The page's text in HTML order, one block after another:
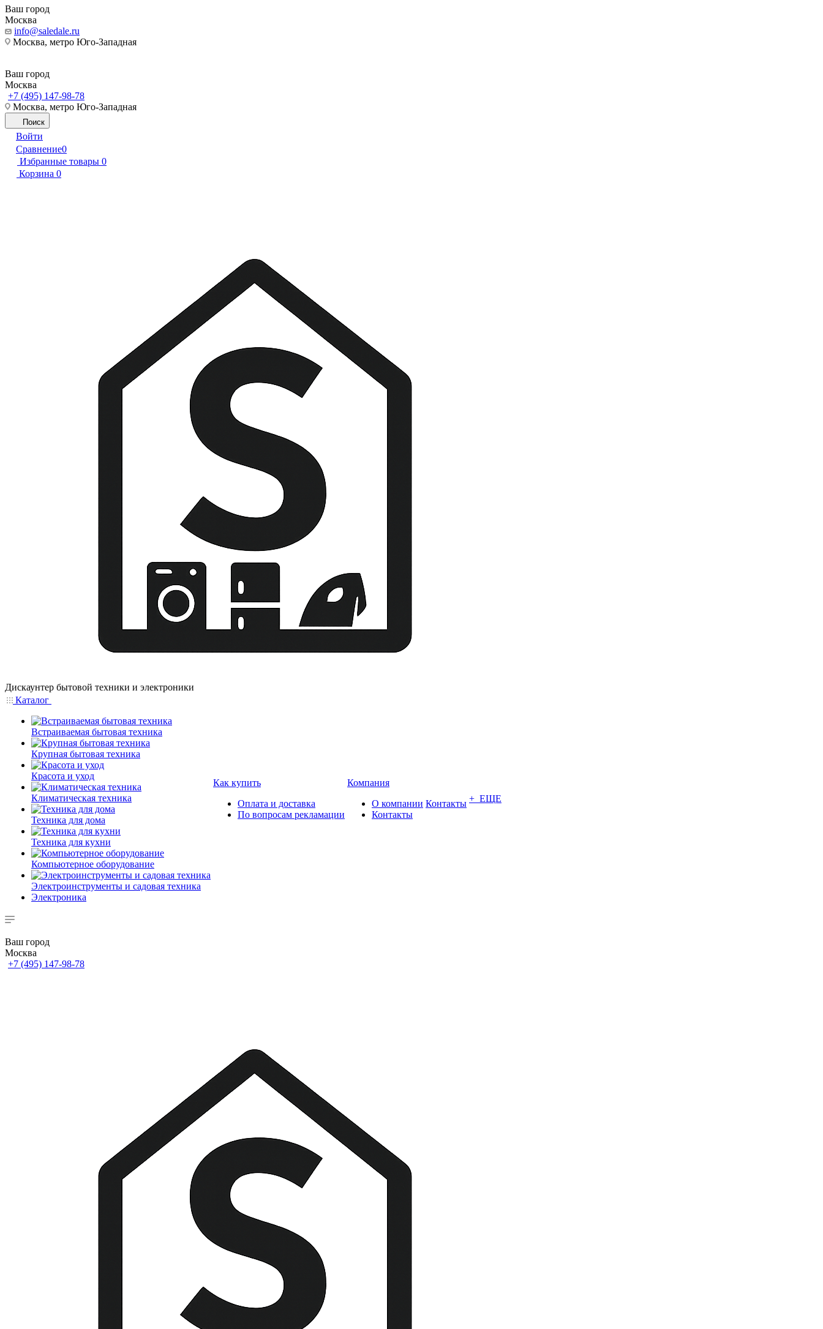
Ваш город
Москва
info@saledale.ru
Москва, метро Юго-Западная
Ваш город
Москва
+7 (495) 147-98-78
Москва, метро Юго-Западная
Поиск
Войти
Сравнение0
Избранные товары 0
Корзина 0
Дискаунтер бытовой техники и электроники
Каталог
Встраиваемая бытовая техника
Крупная бытовая техника
Красота и уход
Климатическая техника
Техника для дома
Техника для кухни
Компьютерное оборудование
Электроинструменты и садовая техника
Электроника
Как купить
Оплата и доставка
По вопросам рекламации
Компания
О компании
Контакты
Контакты + ЕЩЕ
Ваш город
Москва
+7 (495) 147-98-78